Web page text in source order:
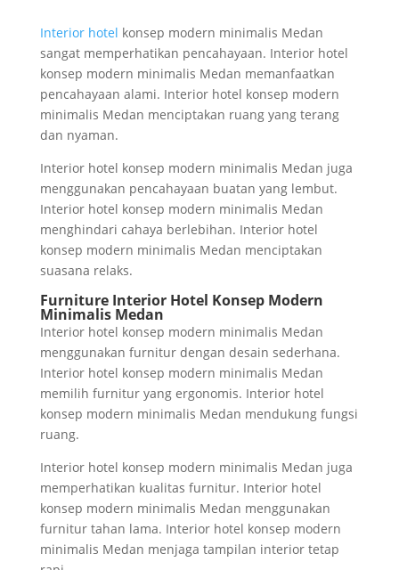
Interior hotel konsep modern minimalis Medan
sangat memperhatikan pencahayaan. Interior hotel
konsep modern minimalis Medan memanfaatkan
pencahayaan alami. Interior hotel konsep modern
minimalis Medan menciptakan ruang yang terang
dan nyaman.
Interior hotel konsep modern minimalis Medan juga
menggunakan pencahayaan buatan yang lembut.
Interior hotel konsep modern minimalis Medan
menghindari cahaya berlebihan. Interior hotel
konsep modern minimalis Medan menciptakan
suasana relaks.
Furniture Interior Hotel Konsep Modern
Minimalis Medan
Interior hotel konsep modern minimalis Medan
menggunakan furnitur dengan desain sederhana.
Interior hotel konsep modern minimalis Medan
memilih furnitur yang ergonomis. Interior hotel
konsep modern minimalis Medan mendukung fungsi
ruang.
Interior hotel konsep modern minimalis Medan juga
memperhatikan kualitas furnitur. Interior hotel
konsep modern minimalis Medan menggunakan
furnitur tahan lama. Interior hotel konsep modern
minimalis Medan menjaga tampilan interior tetap